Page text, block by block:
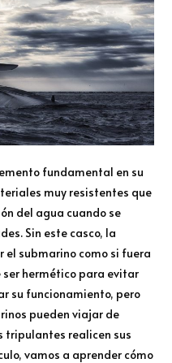
fundamental en su
muy resistentes que
del agua cuando se
Sin este casco, la
submarino como si fuera
hermético para evitar
su funcionamiento, pero
pueden viajar de
tripulantes realicen sus
vamos a aprender cómo